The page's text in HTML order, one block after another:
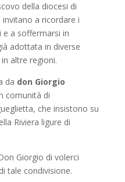
della diocesi di
a ricordare i
e a soffermarsi in
adottata in diverse
in altre regioni.
da don Giorgio
comunità di
che insistono su
Riviera ligure di
Giorgio di volerci
di tale condivisione.